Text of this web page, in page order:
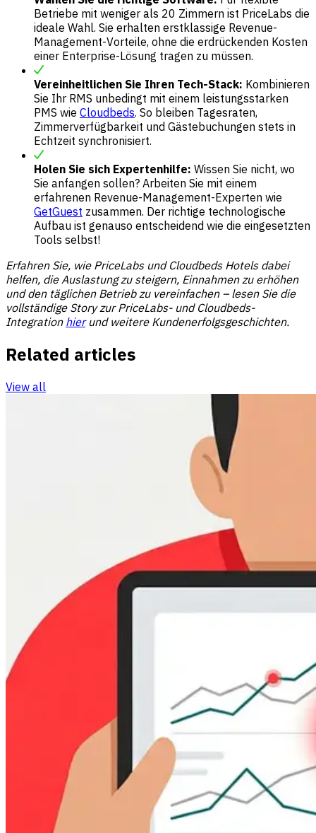
Betriebe mit weniger als 20 Zimmern ist PriceLabs die
ideale Wahl. Sie erhalten erstklassige Revenue-
Management-Vorteile, ohne die erdrückenden Kosten
einer Enterprise-Lösung tragen zu müssen.
Vereinheitlichen Sie Ihren Tech-Stack: Kombinieren
Sie Ihr RMS unbedingt mit einem leistungsstarken
PMS wie Cloudbeds. So bleiben Tagesraten,
Zimmerverfügbarkeit und Gästebuchungen stets in
Echtzeit synchronisiert.
Holen Sie sich Expertenhilfe: Wissen Sie nicht, wo
Sie anfangen sollen? Arbeiten Sie mit einem
erfahrenen Revenue-Management-Experten wie
GetGuest zusammen. Der richtige technologische
Aufbau ist genauso entscheidend wie die eingesetzten
Tools selbst!
Erfahren Sie, wie PriceLabs und Cloudbeds Hotels dabei
helfen, die Auslastung zu steigern, Einnahmen zu erhöhen
und den täglichen Betrieb zu vereinfachen – lesen Sie die
vollständige Story zur PriceLabs- und Cloudbeds-
Integration hier und weitere Kundenerfolgsgeschichten.
Related articles
View all